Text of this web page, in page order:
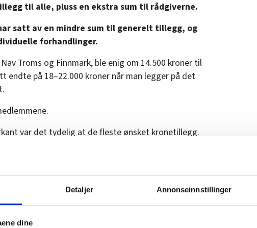
Detaljer Annonseinnstillinger
dine
til alle, pluss en ekstra sum til rådgiverne.
satt av en mindre sum til generelt tillegg, og
forhandlinger.
Troms og Finnmark, ble enig om 14.500 kroner til
endte på 18–22.000 kroner når man legger på det
var det tydelig at de fleste ønsket kronetillegg.
var de enige, og vi ble ferdige på én
lande dette raskt, sier han.
av de lokale arbeidsgiverne har hatt et ønske